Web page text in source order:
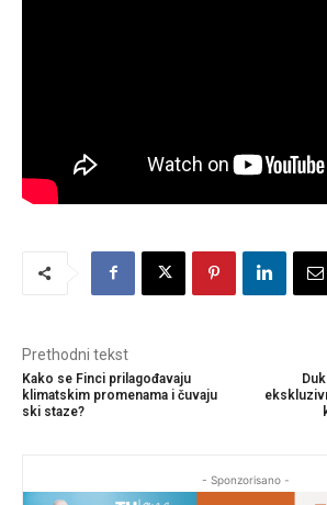
Prethodni tekst
Kako se Finci prilagođavaju
klimatskim promenama i čuvaju
ski staze?
- Sponzorisano -